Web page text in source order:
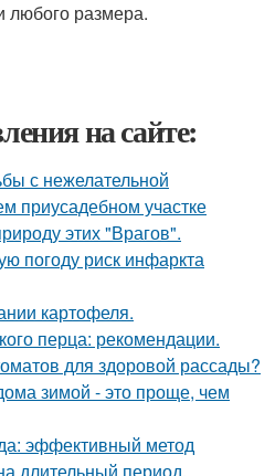
любого размера.
на сайте:
с нежелательной
приусадебном участке
этих "Врагов".
погоду риск инфаркта
картофеля.
перца: рекомендации.
для здоровой рассады?
зимой - это проще, чем
эффективный метод